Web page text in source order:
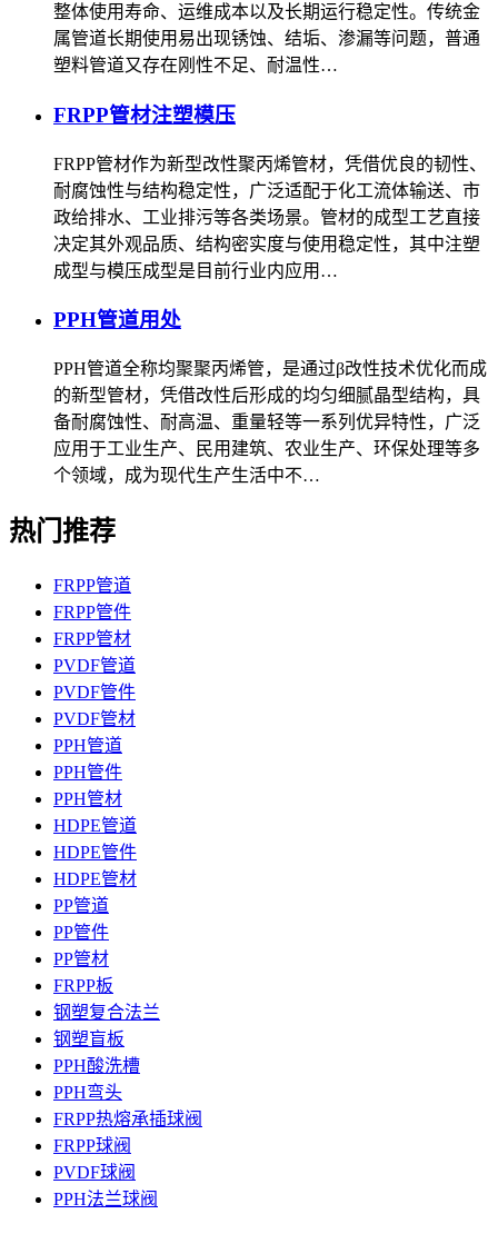
整体使用寿命、运维成本以及长期运行稳定性。传统金
属管道长期使用易出现锈蚀、结垢、渗漏等问题，普通
塑料管道又存在刚性不足、耐温性…
FRPP管材注塑模压
FRPP管材作为新型改性聚丙烯管材，凭借优良的韧性、
耐腐蚀性与结构稳定性，广泛适配于化工流体输送、市
政给排水、工业排污等各类场景。管材的成型工艺直接
决定其外观品质、结构密实度与使用稳定性，其中注塑
成型与模压成型是目前行业内应用…
PPH管道用处
PPH管道全称均聚聚丙烯管，是通过β改性技术优化而成
的新型管材，凭借改性后形成的均匀细腻晶型结构，具
备耐腐蚀性、耐高温、重量轻等一系列优异特性，广泛
应用于工业生产、民用建筑、农业生产、环保处理等多
个领域，成为现代生产生活中不…
热门推荐
FRPP管道
FRPP管件
FRPP管材
PVDF管道
PVDF管件
PVDF管材
PPH管道
PPH管件
PPH管材
HDPE管道
HDPE管件
HDPE管材
PP管道
PP管件
PP管材
FRPP板
钢塑复合法兰
钢塑盲板
PPH酸洗槽
PPH弯头
FRPP热熔承插球阀
FRPP球阀
PVDF球阀
PPH法兰球阀